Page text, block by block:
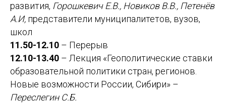
развития, Горошкевич Е.В., Новиков В.В., Петенёв
А.И, представители муниципалитетов, вузов,
школ
11.50-12.10 – Перерыв
12.10-13.40 – Лекция «Геополитические ставки
образовательной политики стран, регионов.
Новые возможности России, Сибири» –
Переслегин С.Б.